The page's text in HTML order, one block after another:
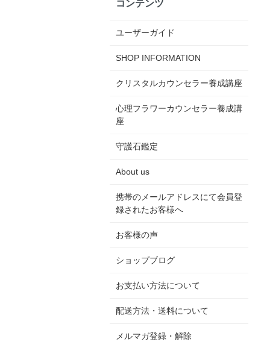
コンテンツ
ユーザーガイド
SHOP INFORMATION
クリスタルカウンセラー養成講座
心理フラワーカウンセラー養成講
座
守護石鑑定
About us
携帯のメールアドレスにて会員登
録されたお客様へ
お客様の声
ショップブログ
お支払い方法について
配送方法・送料について
メルマガ登録・解除